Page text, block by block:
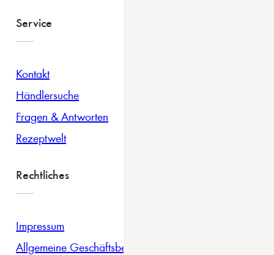
Service
Kontakt
Händlersuche
Fragen & Antworten
Rezeptwelt
Rechtliches
Impressum
Allgemeine Geschäftsbedingungen